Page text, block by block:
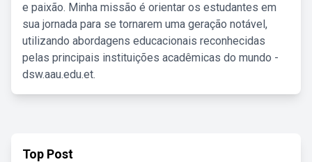
e paixão. Minha missão é orientar os estudantes em
sua jornada para se tornarem uma geração notável,
utilizando abordagens educacionais reconhecidas
pelas principais instituições acadêmicas do mundo -
dsw.aau.edu.et.
Top Post